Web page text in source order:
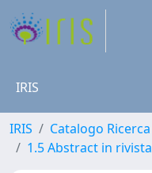
IRIS
IRIS Catalogo Ricerca
1.5 Abstract in rivista